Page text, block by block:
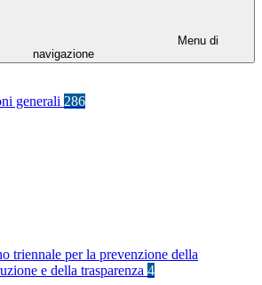
Menu di
navigazione
generali 286
triennale per la prevenzione della
e della trasparenza 4